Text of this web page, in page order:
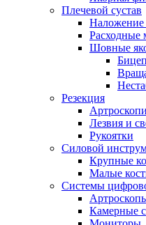
Плечевой сустав
Наложение
Расходные
Шовные
Резекция
Лезвия и
Рукоятки
Силовой
Крупные
Малые
Системы
Камерные